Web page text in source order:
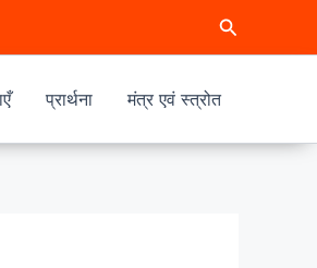
Search
प्रार्थना मंत्र एवं स्त्रोत